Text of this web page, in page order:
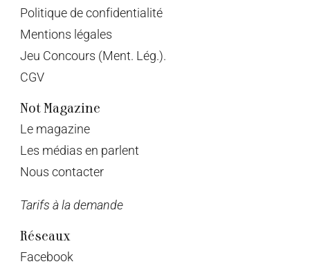
Politique de confidentialité
Mentions légales
Jeu Concours (Ment. Lég.).
CGV
Not Magazine
Le magazine
Les médias en parlent
Nous contacter
Tarifs à la demande
Réseaux
Facebook